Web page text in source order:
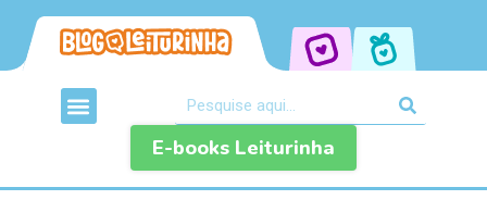
E-books Leiturinha